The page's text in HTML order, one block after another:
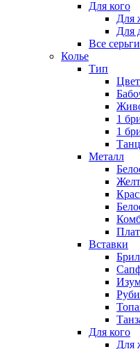
Для кого
Для
Для
Все серьги
Колье
Тип
1
1
Металл
Вставки
Для кого
Для